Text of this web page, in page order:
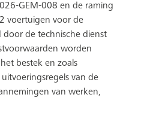
GEM-008 en de raming
voertuigen voor de
de technische dienst
worden
bestek en zoals
van de
van werken,